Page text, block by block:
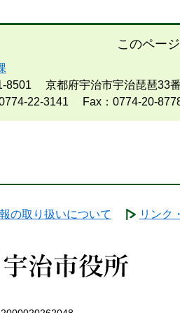
このペー
8501
京都府宇治市宇治琵琶33
22-3141
Fax：0774-20-
の取り扱いについて リンク